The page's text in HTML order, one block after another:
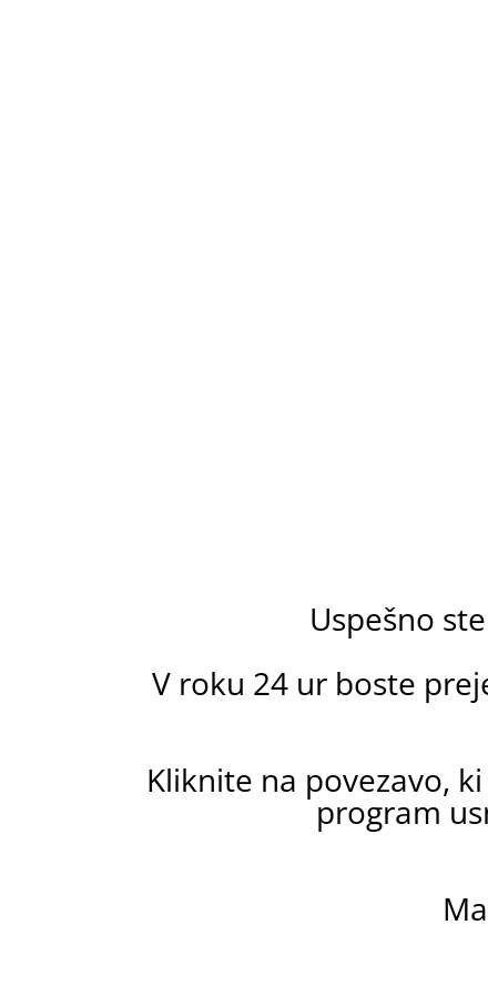
Uspešno
V roku 24 ur boste
Kliknite na povezavo,
program